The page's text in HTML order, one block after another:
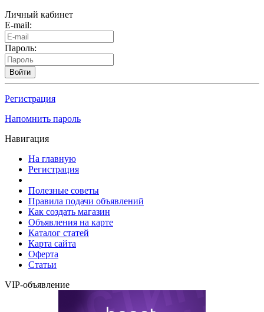
Личный кабинет
E-mail:
Пароль:
Войти
Регистрация
Напомнить пароль
Навигация
На главную
Регистрация
Полезные советы
Правила подачи объявлений
Как создать магазин
Объявления на карте
Каталог статей
Карта сайта
Оферта
Статьи
VIP-объявление